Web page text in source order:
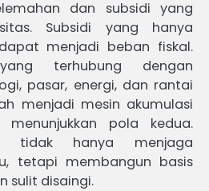
dan subsidi yang
Subsidi yang hanya
menjadi beban fiskal.
terhubung dengan
pasar, energi, dan rantai
menjadi mesin akumulasi
pola kedua.
tidak hanya menjaga
tetapi membangun basis
sulit disaingi.